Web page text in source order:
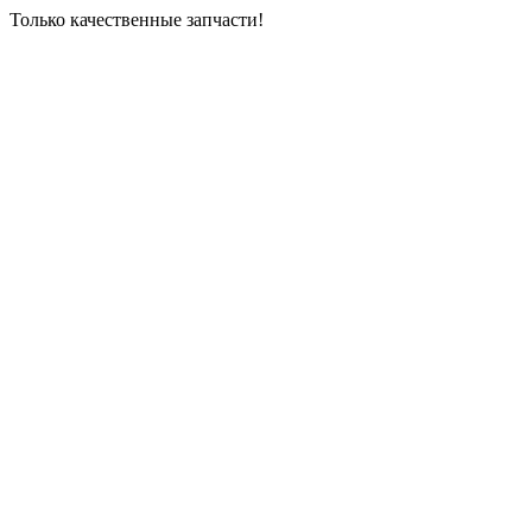
Только качественные запчасти!